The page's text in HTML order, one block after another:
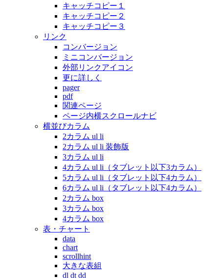
キャッチコピー１
キャッチコピー２
キャッチコピー３
リンク
コンバージョン
ミニコンバージョン
外部リンクアイコン
更に詳しく
pager
pdf
関連ページ
ページ内横スクロールナビ
横並びカラム
2カラム ul li
2カラム ul li 装飾版
3カラム ul li
4カラム ul li（タブレット以下3カラム）
5カラム ul li（タブレット以下4カラム）
6カラム ul li（タブレット以下4カラム）
2カラム box
3カラム box
4カラム box
表・チャート
data
chart
scrollhint
大きな表組
dl dt dd